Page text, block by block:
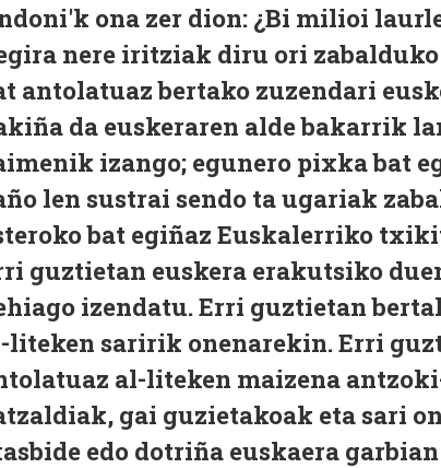
ona zer dion: ¿Bi milioi
nere iritziak diru ori
antolatuaz bertako zuzendari
da euskeraren alde bakarrik
izango; egunero pixka bat
len sustrai sendo ta ugariak
bat egiñaz Euskalerriko
guztietan euskera erakutsiko
izendatu. Erri guztietan
liteken saririk onenarekin. Erri
al-liteken maizena
gai guzietakoak eta sari
edo dotriña euskaera